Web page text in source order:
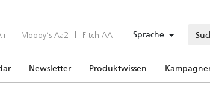
| Moody’s Aa2 | Fitch AA Sprache
Newsletter Produktwissen